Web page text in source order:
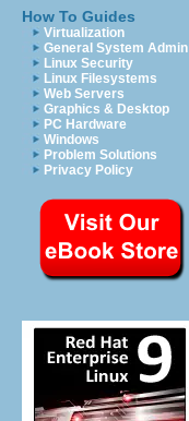
How To Guides
Virtualization
General System Admin
Linux Security
Linux Filesystems
Web Servers
Graphics & Desktop
PC Hardware
Windows
Problem Solutions
Privacy Policy